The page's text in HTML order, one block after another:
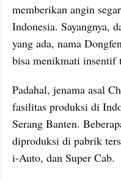
memberikan angin
Indonesia. Sayangnya,
yang ada, nama
bisa menikmati insentif
Padahal, jenama asal
fasilitas produksi di
Serang Banten.
diproduksi di pabrik
i-Auto, dan Super Cab.